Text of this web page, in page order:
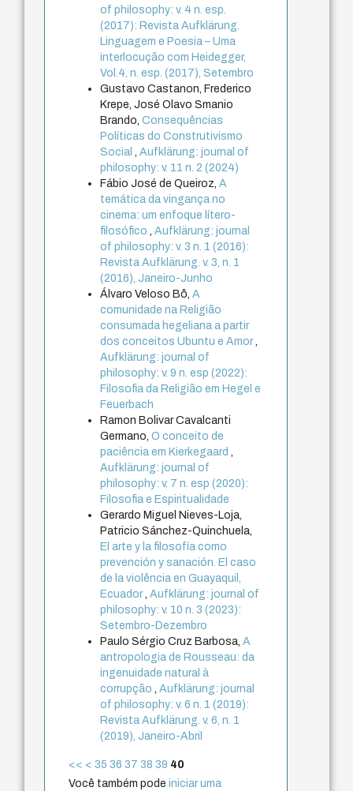
of philosophy: v. 4 n. esp.
(2017): Revista Aufklärung.
Linguagem e Poesia – Uma
interlocução com Heidegger,
Vol.4, n. esp. (2017), Setembro
Gustavo Castanon, Frederico
Krepe, José Olavo Smanio
Brando,Consequências
Políticas do Construtivismo
Social,Aufklärung: journal of
philosophy: v. 11 n. 2 (2024)
Fábio José de Queiroz,A
temática da vingança no
cinema: um enfoque lítero-
filosófico,Aufklärung: journal
of philosophy: v. 3 n. 1 (2016):
Revista Aufklärung. v. 3, n. 1
(2016), Janeiro-Junho
Álvaro Veloso Bô,A
comunidade na Religião
consumada hegeliana a partir
dos conceitos Ubuntu e Amor,
Aufklärung: journal of
philosophy: v. 9 n. esp (2022):
Filosofia da Religião em Hegel e
Feuerbach
Ramon Bolivar Cavalcanti
Germano,O conceito de
paciência em Kierkegaard,
Aufklärung: journal of
philosophy: v. 7 n. esp (2020):
Filosofia e Espiritualidade
Gerardo Miguel Nieves-Loja,
Patricio Sánchez-Quinchuela,
El arte y la filosofía como
prevención y sanación. El caso
de la violência en Guayaquil,
Ecuador,Aufklärung: journal of
philosophy: v. 10 n. 3 (2023):
Setembro-Dezembro
Paulo Sérgio Cruz Barbosa,A
antropologia de Rousseau: da
ingenuidade natural à
corrupção,Aufklärung: journal
of philosophy: v. 6 n. 1 (2019):
Revista Aufklärung. v. 6, n. 1
(2019), Janeiro-Abril
<< < 35 36 37 38 39 40
Você também podeiniciar uma